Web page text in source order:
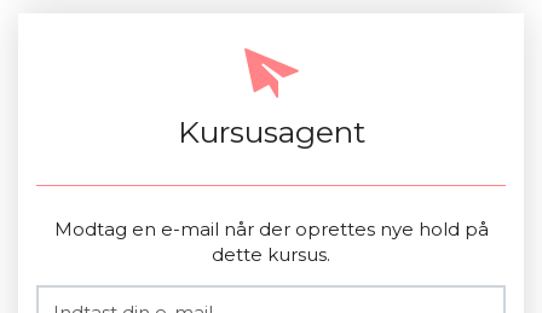
Kursusagent
Modtag en e-mail når der oprettes nye hold på
dette kursus.